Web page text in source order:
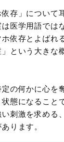
存」について
医学用語では
依存とよばれ
という大きな
の何かに心を
態になること
刺激を求める
ります。